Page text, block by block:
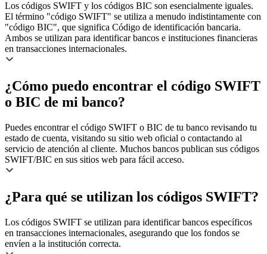
Los códigos SWIFT y los códigos BIC son esencialmente iguales.
El término "código SWIFT" se utiliza a menudo indistintamente con
"código BIC", que significa Código de identificación bancaria.
Ambos se utilizan para identificar bancos e instituciones financieras
en transacciones internacionales.
¿Cómo puedo encontrar el código SWIFT
o BIC de mi banco?
Puedes encontrar el código SWIFT o BIC de tu banco revisando tu
estado de cuenta, visitando su sitio web oficial o contactando al
servicio de atención al cliente. Muchos bancos publican sus códigos
SWIFT/BIC en sus sitios web para fácil acceso.
¿Para qué se utilizan los códigos SWIFT?
Los códigos SWIFT se utilizan para identificar bancos específicos
en transacciones internacionales, asegurando que los fondos se
envíen a la institución correcta.